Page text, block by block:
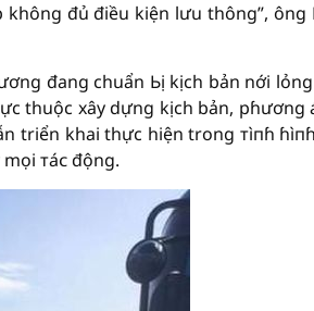
đủ điều kiện lưu thông”, ông
đang chuẩn Ьị kịch bản nới
thuộc xây dựng kịch bản, pɦương
triển khai thực hiện trong тìпɦ
тáᴄ động.